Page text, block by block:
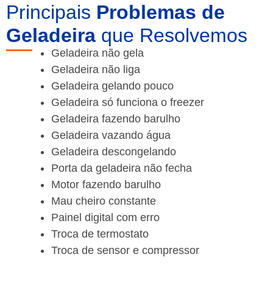
Principais Problemas de
Geladeira que Resolvemos
Geladeira não gela
Geladeira não liga
Geladeira gelando pouco
Geladeira só funciona o freezer
Geladeira fazendo barulho
Geladeira vazando água
Geladeira descongelando
Porta da geladeira não fecha
Motor fazendo barulho
Mau cheiro constante
Painel digital com erro
Troca de termostato
Troca de sensor e compressor